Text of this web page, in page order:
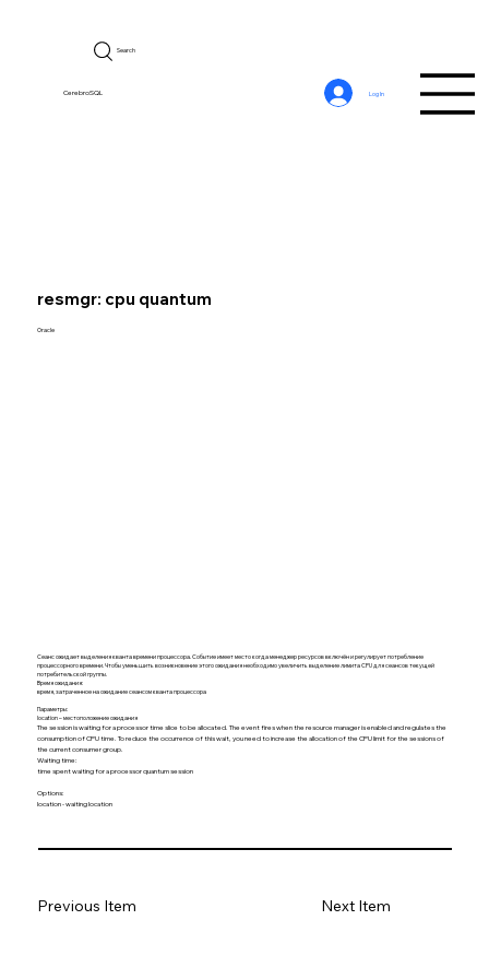
CerebroSQL
Search
Log In
resmgr: cpu quantum
Oracle
Сеанс ожидает выделения кванта времени процессора. Событие имеет место когда менеджер ресурсов включён и регулирует потребление
процессорного времени. Чтобы уменьшить возникновение этого ожидания необходимо увеличить выделение лимита CPU для сеансов текущей
потребительской группы.
Время ожидания:
время, затраченное на ожидание сеансом кванта процессора
Параметры:
location – местоположение ожидания
The session is waiting for a processor time slice to be allocated. The event fires when the resource manager is enabled and regulates the
consumption of CPU time. To reduce the occurrence of this wait, you need to increase the allocation of the CPU limit for the sessions of
the current consumer group.
Waiting time:
time spent waiting for a processor quantum session
Options:
location - waiting location
Previous Item Next Item